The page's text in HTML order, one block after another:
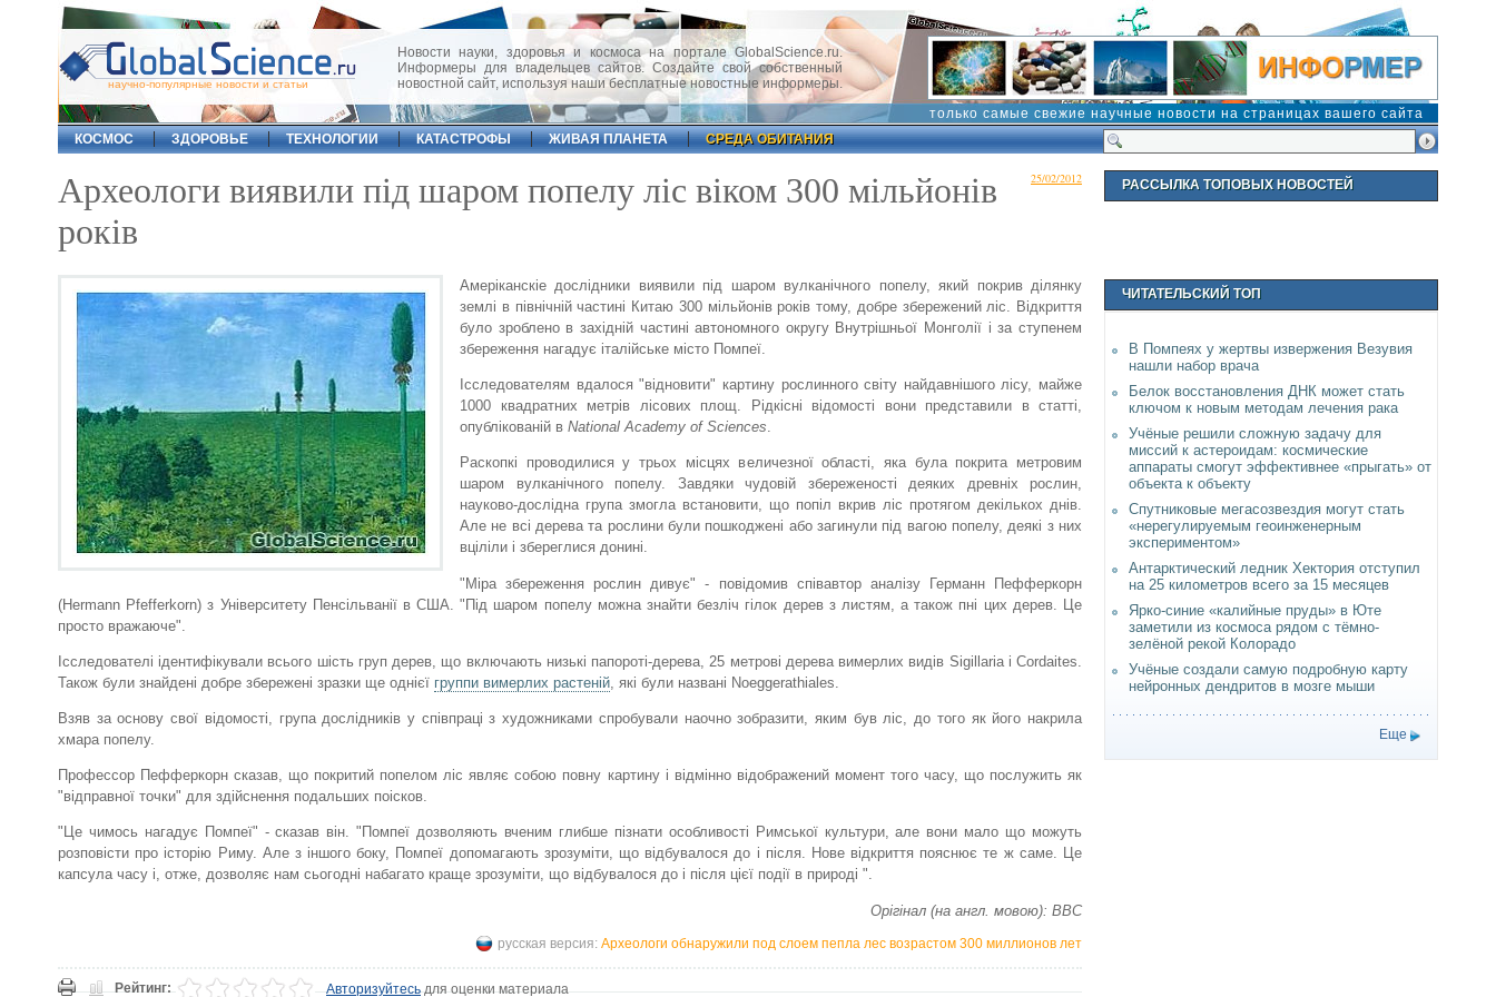
научно-популярные новости и статьи
Новости науки, здоровья и космоса на портале GlobalScience.ru.
Информеры для владельцев сайтов. Создайте свой собственный
новостной сайт, используя наши бесплатные новостные информеры.
только самые свежие научные новости на страницах вашего сайта
КОСМОС
ЗДОРОВЬЕ ТЕХНОЛОГИИ КАТАСТРОФЫ ЖИВАЯ ПЛАНЕТА СРЕДА ОБИТАНИЯ
25/02/2012
Археологи виявили під шаром попелу ліс віком 300 мільйонів
років
Амеріканскіе дослідники виявили під шаром вулканічного попелу, який покрив ділянку
землі в північній частині Китаю 300 мільйонів років тому, добре збережений ліс. Відкриття
було зроблено в західній частині автономного округу Внутрішньої Монголії і за ступенем
збереження нагадує італійське місто Помпеї.
Ісследователям вдалося "відновити" картину рослинного світу найдавнішого лісу, майже
1000 квадратних метрів лісових площ. Рідкісні відомості вони представили в статті,
опублікованій в National Academy of Sciences.
Раскопкі проводилися у трьох місцях величезної області, яка була покрита метровим
шаром вулканічного попелу. Завдяки чудовій збереженості деяких древніх рослин,
науково-дослідна група змогла встановити, що попіл вкрив ліс протягом декількох днів.
Але не всі дерева та рослини були пошкоджені або загинули під вагою попелу, деякі з них
вціліли і збереглися донині.
"Міра збереження рослин дивує" - повідомив співавтор аналізу Германн Пефферкорн
(Hermann Pfefferkorn) з Університету Пенсільванії в США. "Під шаром попелу можна знайти безліч гілок дерев з листям, а також пні цих дерев. Це
просто вражаюче".
Ісследователі ідентифікували всього шість груп дерев, що включають низькі папороті-дерева, 25 метрові дерева вимерлих видів Sigillaria і Cordaites.
Також були знайдені добре збережені зразки ще однієї группи вимерлих растеній , які були названі Noeggerathiales.
Взяв за основу свої відомості, група дослідників у співпраці з художниками спробували наочно зобразити, яким був ліс, до того як його накрила
хмара попелу.
Профессор Пефферкорн сказав, що покритий попелом ліс являє собою повну картину і відмінно відображений момент того часу, що послужить як
"відправної точки" для здійснення подальших поісков.
"Це чимось нагадує Помпеї" - сказав він. "Помпеї дозволяють вченим глибше пізнати особливості Римської культури, але вони мало що можуть
розповісти про історію Риму. Але з іншого боку, Помпеї допомагають зрозуміти, що відбувалося до і після. Нове відкриття пояснює те ж саме. Це
капсула часу і, отже, дозволяє нам сьогодні набагато краще зрозуміти, що відбувалося до і після цієї події в природі ".
Орігінал (на англ. мовою): BBC
русская версия: Археологи обнаружили под слоем пепла лес возрастом 300 миллионов лет
Рейтинг: Авторизуйтесьдля оценки материала
РАССЫЛКА ТОПОВЫХ НОВОСТЕЙ
ЧИТАТЕЛЬСКИЙ ТОП
В Помпеях у жертвы извержения Везувия
нашли набор врача
Белок восстановления ДНК может стать
ключом к новым методам лечения рака
Учёные решили сложную задачу для
миссий к астероидам: космические
аппараты смогут эффективнее «прыгать» от
объекта к объекту
Спутниковые мегасозвездия могут стать
«нерегулируемым геоинженерным
экспериментом»
Антарктический ледник Хектория отступил
на 25 километров всего за 15 месяцев
Ярко-синие «калийные пруды» в Юте
заметили из космоса рядом с тёмно-
зелёной рекой Колорадо
Учёные создали самую подробную карту
нейронных дендритов в мозге мыши
Еще